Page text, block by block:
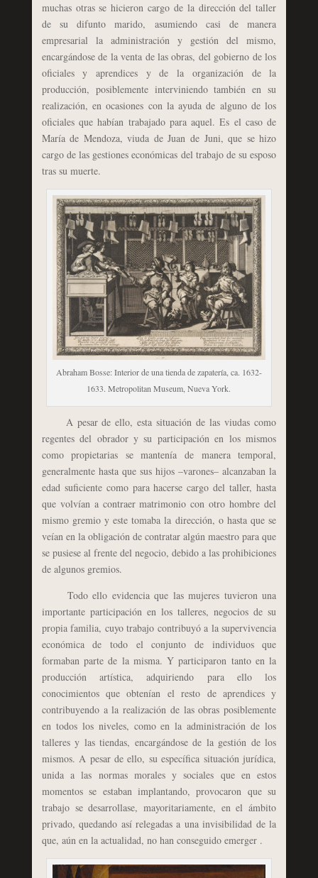
muchas otras se hicieron cargo de la dirección del taller
de su difunto marido, asumiendo casi de manera
empresarial la administración y gestión del mismo,
encargándose de la venta de las obras, del gobierno de los
oficiales y aprendices y de la organización de la
producción, posiblemente interviniendo también en su
realización, en ocasiones con la ayuda de alguno de los
oficiales que habían trabajado para aquel. Es el caso de
María de Mendoza, viuda de Juan de Juni, que se hizo
cargo de las gestiones económicas del trabajo de su esposo
tras su muerte.
Abraham Bosse: Interior de una tienda de zapatería, ca. 1632-
1633. Metropolitan Museum, Nueva York.
A pesar de ello, esta situación de las viudas como
regentes del obrador y su participación en los mismos
como propietarias se mantenía de manera temporal,
generalmente hasta que sus hijos –varones– alcanzaban la
edad suficiente como para hacerse cargo del taller, hasta
que volvían a contraer matrimonio con otro hombre del
mismo gremio y este tomaba la dirección, o hasta que se
veían en la obligación de contratar algún maestro para que
se pusiese al frente del negocio, debido a las prohibiciones
de algunos gremios.
Todo ello evidencia que las mujeres tuvieron una
importante participación en los talleres, negocios de su
propia familia, cuyo trabajo contribuyó a la supervivencia
económica de todo el conjunto de individuos que
formaban parte de la misma. Y participaron tanto en la
producción artística, adquiriendo para ello los
conocimientos que obtenían el resto de aprendices y
contribuyendo a la realización de las obras posiblemente
en todos los niveles, como en la administración de los
talleres y las tiendas, encargándose de la gestión de los
mismos. A pesar de ello, su específica situación jurídica,
unida a las normas morales y sociales que en estos
momentos se estaban implantando, provocaron que su
trabajo se desarrollase, mayoritariamente, en el ámbito
privado, quedando así relegadas a una invisibilidad de la
que, aún en la actualidad, no han conseguido emerger .